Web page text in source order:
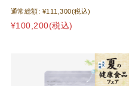
通常総額: ¥111,300(税込)
¥100,200(税込)